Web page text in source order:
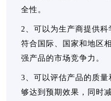
全性。
2、可以为生产商提供
符合国际、国家和地区
强产品的市场竞争力。
3、可以评估产品的质
够达到预期效果，同时